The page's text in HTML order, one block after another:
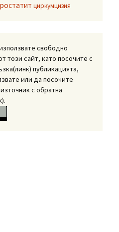
циркумцизия
свободно
този сайт, като посочите с
публикацията,
или да посочите
с обратна